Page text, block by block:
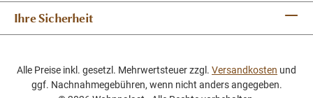
Ihre Sicherheit
Alle Preise inkl. gesetzl. Mehrwertsteuer zzgl. Versandkosten und
ggf. Nachnahmegebühren, wenn nicht anders angegeben.